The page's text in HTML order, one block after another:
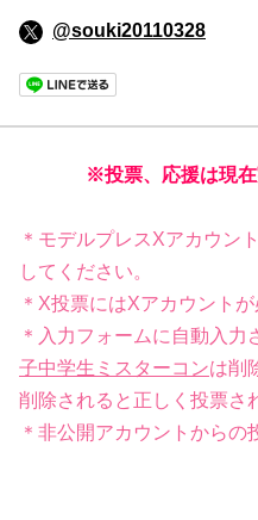
@souki20110328
※投票、応援は現在
＊モデルプレスXアカウン
してください。
＊X投票にはXアカウントが
＊入力フォームに自動入
子中学生ミスターコンは削
削除されると正しく投票さ
＊非公開アカウントからの